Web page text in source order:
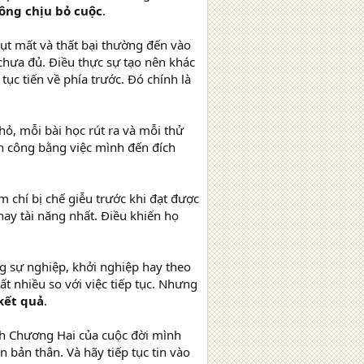
chịu bỏ cuộc.
mất và thất bại thường đến vào
đủ. Điều thực sự tạo nên khác
tiến về phía trước. Đó chính là
mỗi bài học rút ra và mỗi thử
bằng việc mình đến đích
chí bị chế giễu trước khi đạt được
tài năng nhất. Điều khiến họ
sự nghiệp, khởi nghiệp hay theo
nhiều so với việc tiếp tục. Nhưng
quả.
Chương Hai của cuộc đời mình
bản thân. Và hãy tiếp tục tin vào